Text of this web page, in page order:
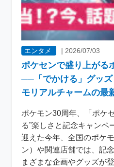
エンタメ |2026/07/03
ポケセンで盛り上がる
──「でかける」グッ
モリアルチャームの最
ポケモン30周年、「ポケ
る”楽しさと記念キャンペ
迎えた今年、全国のポケ
ン）や関連店舗では、記
まざまな企画やグッズが